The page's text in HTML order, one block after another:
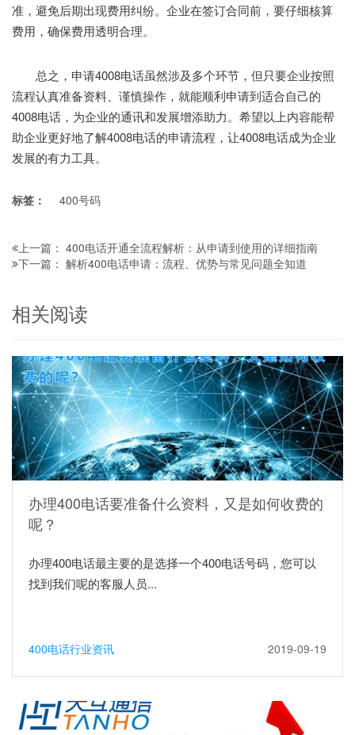
准，避免后期出现费用纠纷。企业在签订合同前，要仔细核算
费用，确保费用透明合理。
总之，申请4008电话虽然涉及多个环节，但只要企业按照
流程认真准备资料、谨慎操作，就能顺利申请到适合自己的
4008电话，为企业的通讯和发展增添助力。希望以上内容能帮
助企业更好地了解4008电话的申请流程，让4008电话成为企业
发展的有力工具。
标签： 400号码
上一篇： 400电话开通全流程解析：从申请到使用的详细指南
下一篇： 解析400电话申请：流程、优势与常见问题全知道
相关阅读
办理400电话要准备什么资料，又是如何收费的
呢？
办理400电话最主要的是选择一个400电话号码，您可以
找到我们呢的客服人员...
400电话行业资讯 2019-09-19